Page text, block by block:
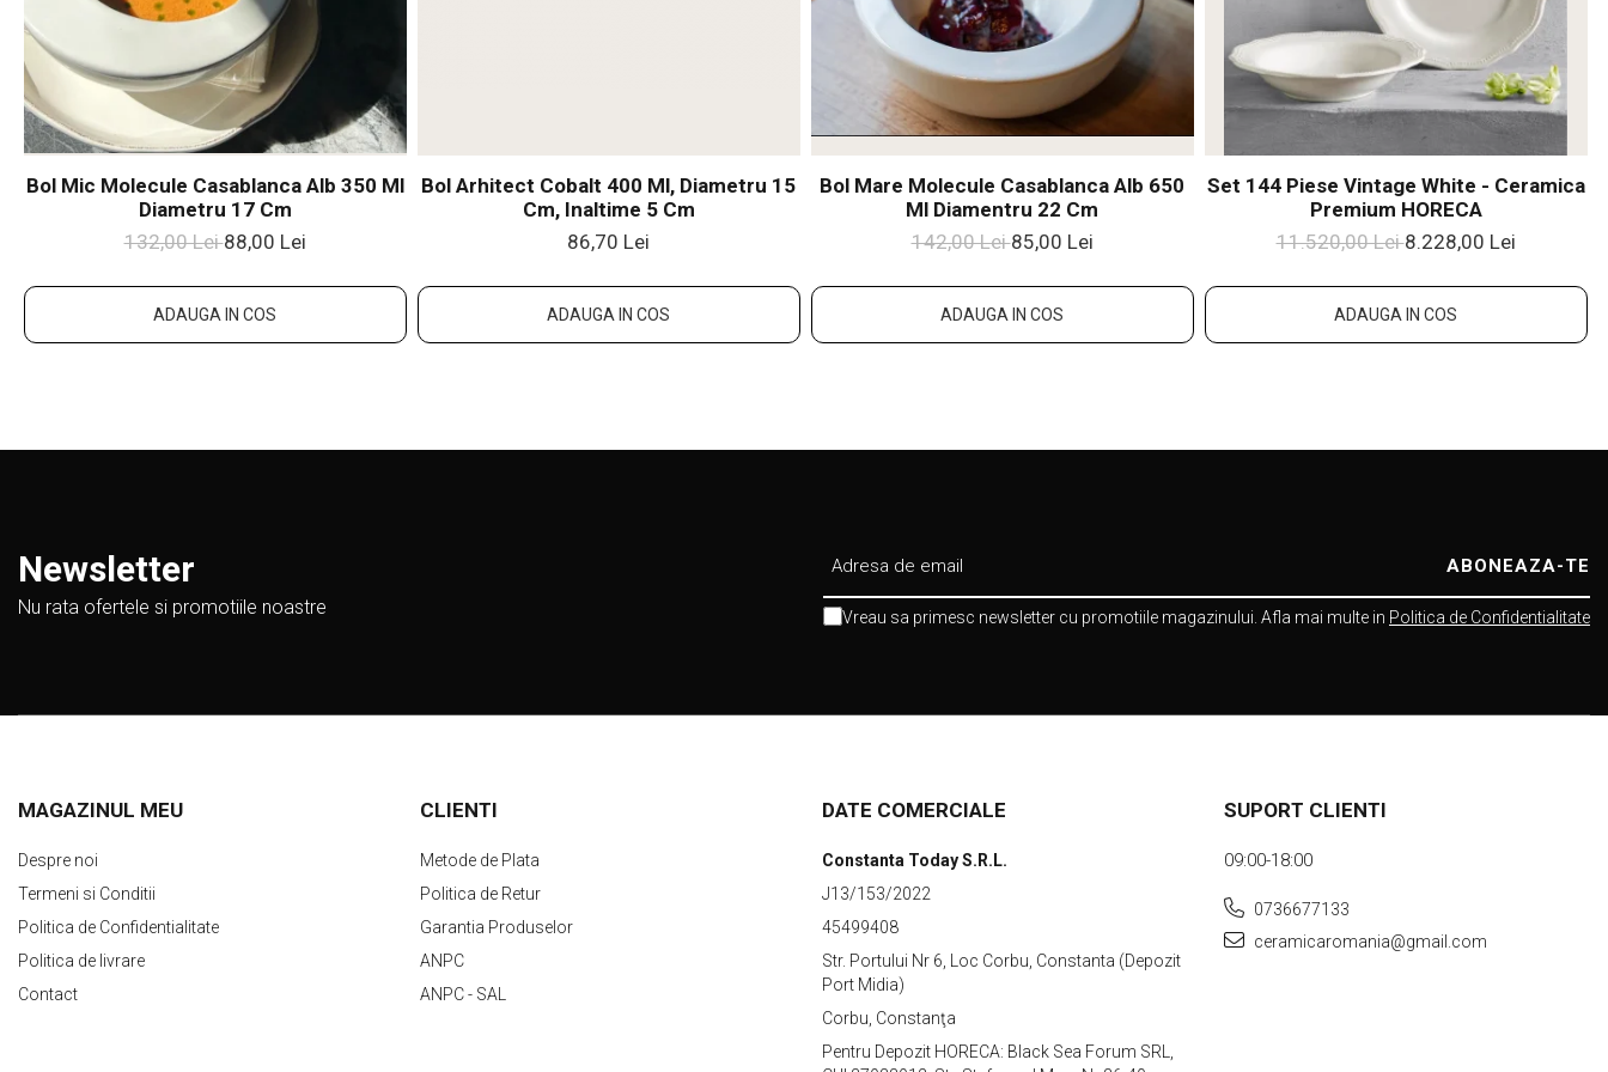
Bol Mic Molecule Casablanca Alb 350 Ml
Diametru 17 Cm
132,00 Lei88,00 Lei
ADAUGA IN COS
Bol Arhitect Cobalt 400 Ml, Diametru 15
Cm, Inaltime 5 Cm
86,70 Lei
ADAUGA IN COS
Bol Mare Molecule Casablanca Alb 650
Ml Diamentru 22 Cm
142,00 Lei85,00 Lei
ADAUGA IN COS
Set 144 Piese Vintage White - Ceramica
Premium HORECA
11.520,00 Lei8.228,00 Lei
ADAUGA IN COS
Newsletter
Nu rata ofertele si promotiile noastre Vreau sa primesc newsletter cu promotiile magazinului. Afla mai multe in Politica de Confidentialitate
MAGAZINUL MEU
Despre noi
Termeni si Conditii
Politica de Confidentialitate
Politica de livrare
Contact
CLIENTI
Metode de Plata
Politica de Retur
Garantia Produselor
ANPC
ANPC - SAL
DATE COMERCIALE
Constanta Today S.R.L.
J13/153/2022
45499408
Str. Portului Nr 6, Loc Corbu, Constanta (Depozit
Port Midia)
Corbu, Constanţa
Pentru Depozit HORECA: Black Sea Forum SRL,
SUPORT CLIENTI
09:00-18:00
0736677133
ceramicaromania@gmail.com